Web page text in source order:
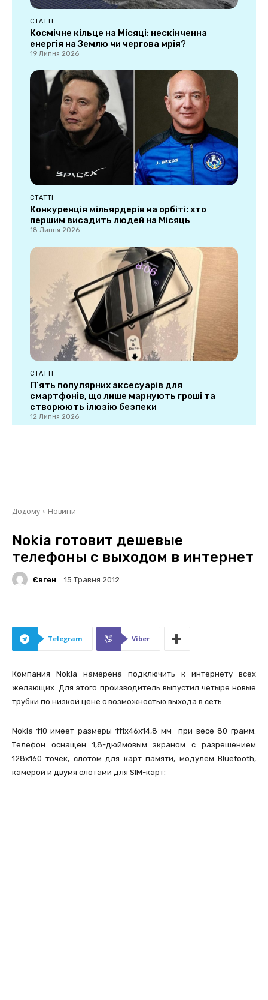
СТАТТІ
Космічне кільце на Місяці: нескінченна
енергія на Землю чи чергова мрія?
19 Липня 2026
СТАТТІ
Конкуренція мільярдерів на орбіті: хто
першим висадить людей на Місяць
18 Липня 2026
СТАТТІ
П’ять популярних аксесуарів для
смартфонів, що лише марнують гроші та
створюють ілюзію безпеки
12 Липня 2026